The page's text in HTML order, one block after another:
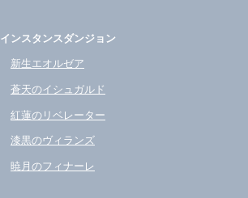
インスタンスダンジョン
新生エオルゼア
蒼天のイシュガルド
紅蓮のリベレーター
漆黒のヴィランズ
暁月のフィナーレ